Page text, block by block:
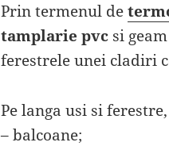
Prin termenul de
tamplarie pvc si
ferestrele unei cladiri
Pe langa usi si
– balcoane;